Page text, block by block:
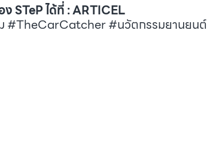
STeP ได้ที่ :ARTICEL
#TheCarCatcher #นวัตกรรมยานยนต์